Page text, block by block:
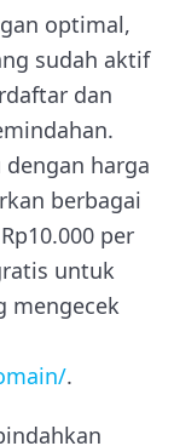
optimal,
sudah aktif
dan
harga
berbagai
per
untuk
mengecek
.